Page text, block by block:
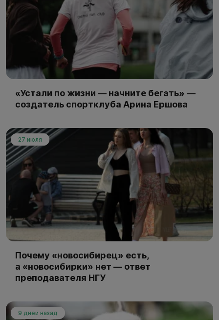
«Устали по жизни — начните бегать» —
создатель спортклуба Арина Ершова
27 июля
Почему «новосибирец» есть,
а «новосибирки» нет — ответ
преподавателя НГУ
9 дней назад